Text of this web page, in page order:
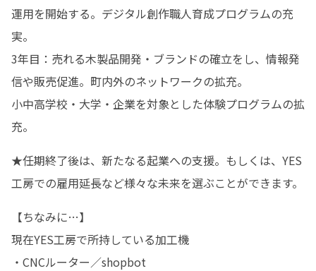
運用を開始する。デジタル創作職人育成プログラムの充
実。
3年目：売れる木製品開発・ブランドの確立をし、情報発
信や販売促進。町内外のネットワークの拡充。
小中高学校・大学・企業を対象とした体験プログラムの拡
充。
★任期終了後は、新たなる起業への支援。もしくは、YES
工房での雇用延長など様々な未来を選ぶことができます。
【ちなみに…】
現在YES工房で所持している加工機
・CNCルーター／shopbot